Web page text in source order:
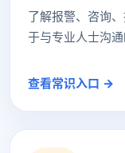
了解报警、咨询
于与专业人士沟通
查看常识入口 →